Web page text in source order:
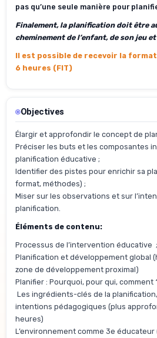
pas qu’une seule manière pour
Finalement, la planification doit être
cheminement de l’enfant, de son jeu
Il est possible de recevoir la
6 heures (FIT)
Objectives
Élargir et approfondir le concept de
Préciser les buts et les composantes
planification éducative ;
Identifier des pistes pour enrichir sa
format, méthodes) ;
Miser sur les observations et sur
planification.
Éléments de contenu:
Processus de l’intervention éducative ;
Planification et développement global
zone de développement proximal)
Planifier : Pourquoi, pour qui, comment
Les ingrédients-clés de la
intentions pédagogiques (plus
heures)
L’environnement comme 3e